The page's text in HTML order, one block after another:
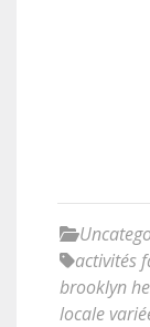
activités
brooklyn
locale